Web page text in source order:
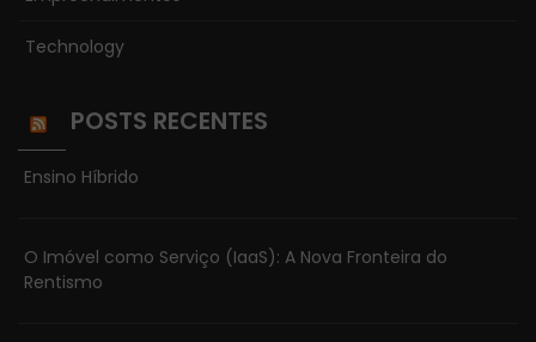
Technology
POSTS RECENTES
Ensino Híbrido
O Imóvel como Serviço (IaaS): A Nova Fronteira do
Rentismo